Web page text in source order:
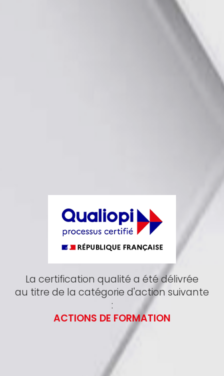
La certification qualité a été délivrée
au titre de la catégorie d'action suivante
:
ACTIONS DE FORMATION